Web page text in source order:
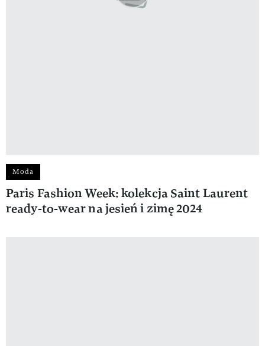
Moda
Paris Fashion Week: kolekcja Saint Laurent
ready-to-wear na jesień i zimę 2024